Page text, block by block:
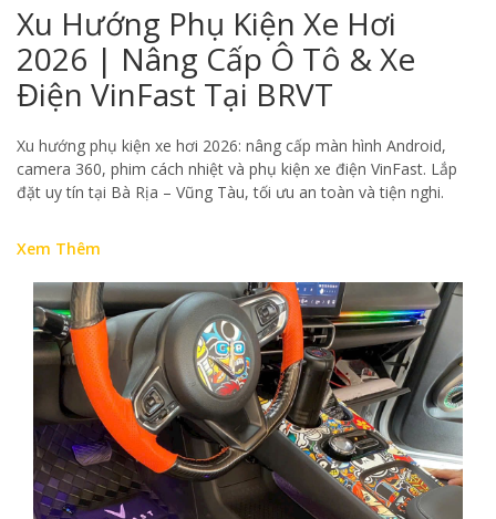
Xu Hướng Phụ Kiện Xe Hơi
2026 | Nâng Cấp Ô Tô & Xe
Điện VinFast Tại BRVT
Xu hướng phụ kiện xe hơi 2026: nâng cấp màn hình Android,
camera 360, phim cách nhiệt và phụ kiện xe điện VinFast. Lắp
đặt uy tín tại Bà Rịa – Vũng Tàu, tối ưu an toàn và tiện nghi.
Xem Thêm